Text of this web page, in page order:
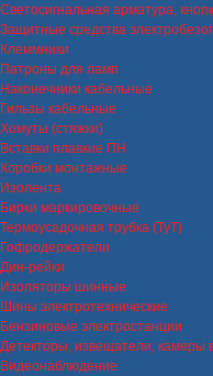
Светосигнальная арматура,
Защитные средства
Клеммники
Патроны для ламп
Наконечники кабельные
Гильзы кабельные
Хомуты (стяжки)
Вставки плавкие ПН
Коробки монтажные
Изолента
Бирки маркировочные
Термоусадочная трубка (ТуТ)
Гофродержатели
Дин-рейки
Изоляторы шинные
Шины электротехнические
Бензиновые электростанции
Детекторы, извещатели, камеры
Видеонаблюдение